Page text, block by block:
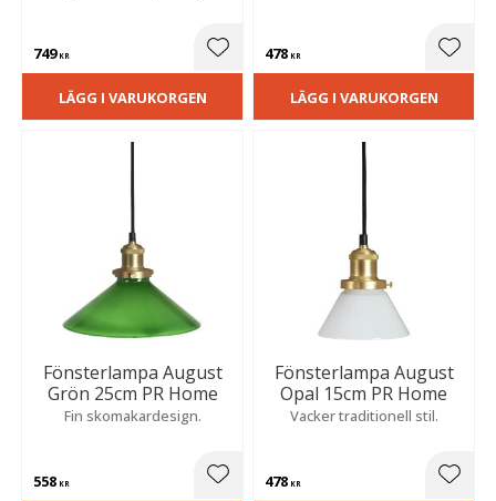
749KR Lägg till i favoriter
LÄGG I VARUKORGEN
478 KR
LÄGG I VARUKORGEN
Fönsterlampa August
Grön 25cm PR Home
Fin skomakardesign.
558 KR Lägg till i favoriter
Fönsterlampa August
Opal 15cm PR Home
Vacker traditionell stil.
478 KR